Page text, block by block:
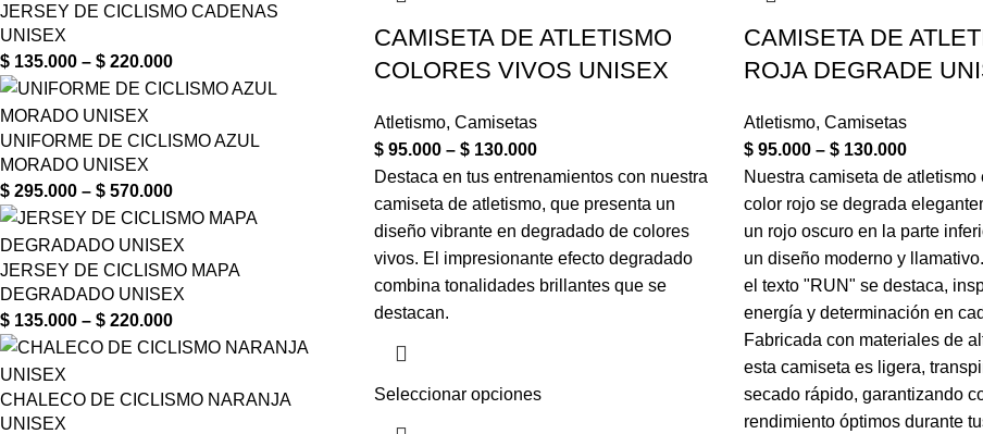
JERSEY DE CICLISMO CADENAS
UNISEX
$ 135.000 – $ 220.000
UNIFORME DE CICLISMO AZUL
MORADO UNISEX
$ 295.000 – $ 570.000
JERSEY DE CICLISMO MAPA
DEGRADADO UNISEX
$ 135.000 – $ 220.000
CHALECO DE CICLISMO NARANJA
UNISEX
CAMISETA DE ATLETISMO
COLORES VIVOS UNISEX
Atletismo, Camisetas
$95.000 – $130.000
Destaca en tus entrenamientos con nuestra
camiseta de atletismo, que presenta un
diseño vibrante en degradado de colores
vivos. El impresionante efecto degradado
combina tonalidades brillantes que se
destacan.
Seleccionar opciones
CAMISETA DE
ROJA DEGRADE
Atletismo, Camisetas
$95.000 – $130.000
Nuestra camiseta de atletismo
color rojo se degrada
un rojo oscuro en la parte
un diseño moderno y
el texto "RUN" se destaca,
energía y determinación en
Fabricada con materiales de
esta camiseta es ligera,
secado rápido, garantizando
rendimiento óptimos durante